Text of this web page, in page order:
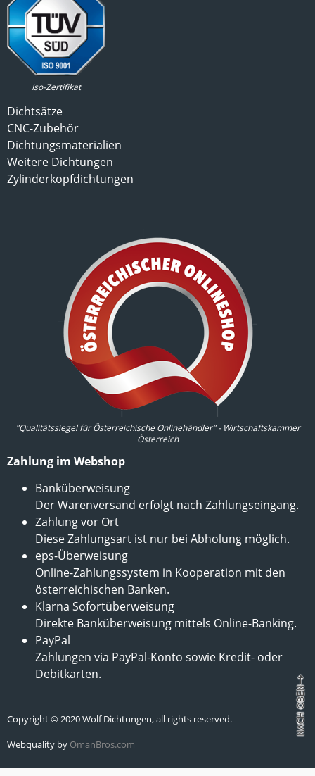
Iso-Zertifikat
Dichtsätze
CNC-Zubehör
Dichtungsmaterialien
Weitere Dichtungen
Zylinderkopfdichtungen
"Qualitätssiegel für Österreichische Onlinehändler" - Wirtschaftskammer
Österreich
Zahlung im Webshop
Banküberweisung
Der Warenversand erfolgt nach Zahlungseingang.
Zahlung vor Ort
Diese Zahlungsart ist nur bei Abholung möglich.
eps-Überweisung
Online-Zahlungssystem in Kooperation mit den
österreichischen Banken.
Klarna Sofortüberweisung
Direkte Banküberweisung mittels Online-Banking.
PayPal
Zahlungen via PayPal-Konto sowie Kredit- oder
Debitkarten.
Copyright © 2020 Wolf Dichtungen, all rights reserved.
Webquality by OmanBros.com